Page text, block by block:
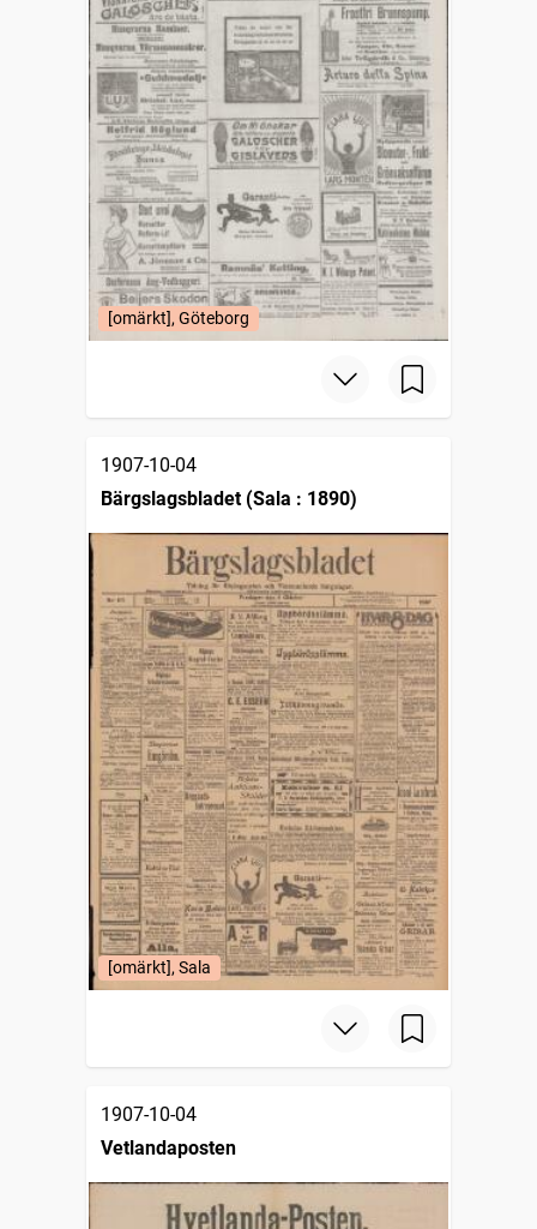
[omärkt], Göteborg
1907-10-04
Bärgslagsbladet (Sala : 1890)
[omärkt], Sala
1907-10-04
Vetlandaposten